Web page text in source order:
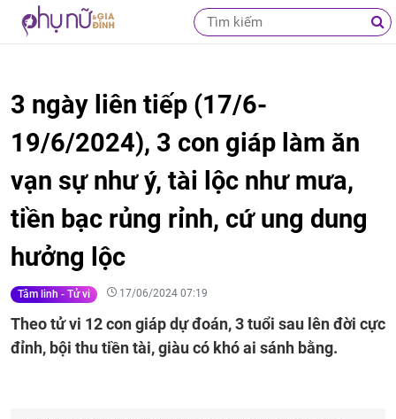
3 ngày liên tiếp (17/6-
19/6/2024), 3 con giáp làm ăn
vạn sự như ý, tài lộc như mưa,
tiền bạc rủng rỉnh, cứ ung dung
hưởng lộc
Tâm linh - Tử vi 17/06/2024 07:19
Theo tử vi 12 con giáp dự đoán, 3 tuổi sau lên đời cực
đỉnh, bội thu tiền tài, giàu có khó ai sánh bằng.